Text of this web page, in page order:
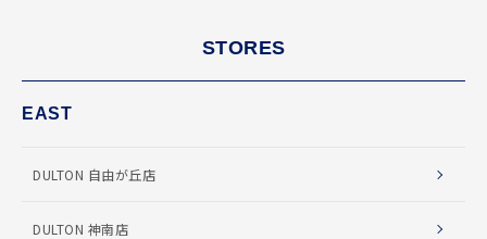
STORES
EAST
DULTON 自由が丘店
DULTON 神南店